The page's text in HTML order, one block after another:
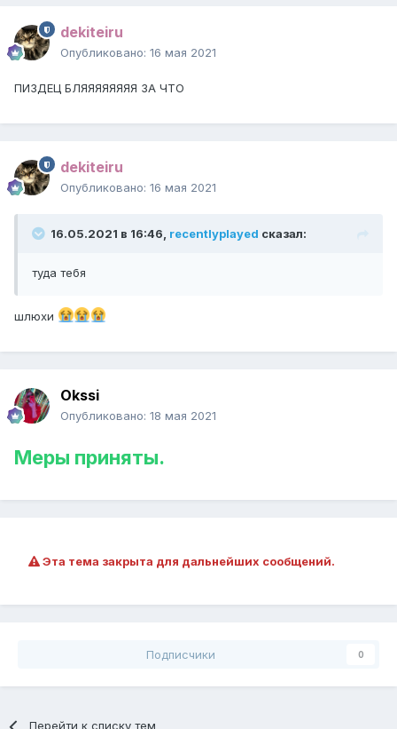
dekiteiru
Опубликовано: 16 мая 2021
ПИЗДЕЦ БЛЯЯЯЯЯЯЯЯ ЗА ЧТО
dekiteiru
Опубликовано: 16 мая 2021
16.05.2021 в 16:46, recentlyplayed сказал:
туда тебя
шлюхи
Okssi
Опубликовано: 18 мая 2021
Меры приняты.
Эта тема закрыта для дальнейших сообщений.
Подписчики 0
Перейти к списку тем